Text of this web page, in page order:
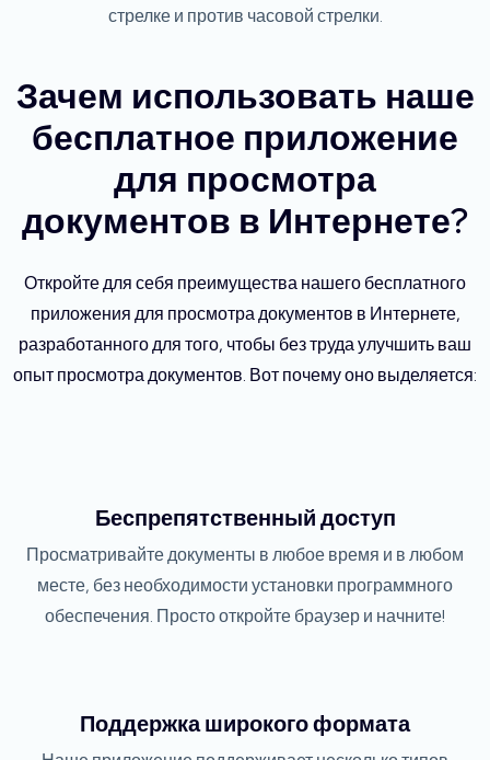
стрелке и против часовой стрелки.
Зачем использовать наше
бесплатное приложение
для просмотра
документов в Интернете?
Откройте для себя преимущества нашего бесплатного
приложения для просмотра документов в Интернете,
разработанного для того, чтобы без труда улучшить ваш
опыт просмотра документов. Вот почему оно выделяется:
Беспрепятственный доступ
Просматривайте документы в любое время и в любом
месте, без необходимости установки программного
обеспечения. Просто откройте браузер и начните!
Поддержка широкого формата